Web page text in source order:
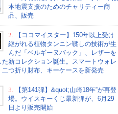
本地震支援のためのチャリティー商
品、販売
2.
【ココマイスター】150年以上受け
継がれる植物タンニン鞣しの技術が生
んだ「ベルギーヌバック」、レザーを
た新コレクション誕生。スマートウォレ
二つ折り財布、キーケースを新発売
3.
【第141弾】&quot;山崎18年”が再登
場。ウイスキーくじ最新弾が、6月29
日より販売開始